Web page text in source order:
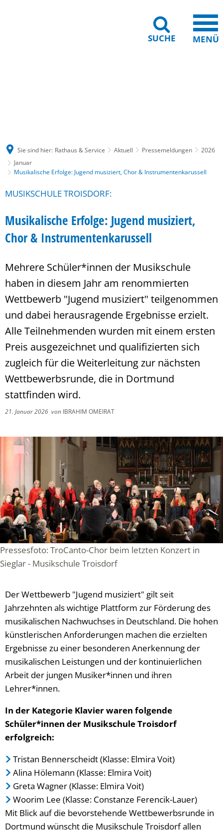
SUCHE MENÜ
Sie sind hier: Rathaus & Service Aktuell Pressemeldungen
2026
Januar
Musikalische Erfolge: Jugend musiziert, Chor & Instrumentenkarussell
MUSIKSCHULE TROISDORF:
Musikalische Erfolge: Jugend musiziert,
Chor & Instrumentenkarussell
Mehrere Schüler*innen der Musikschule
haben in diesem Jahr am renommierten
Wettbewerb "Jugend musiziert" teilgenommen
und dabei herausragende Ergebnisse erzielt.
Alle Teilnehmenden wurden mit einem ersten
Preis ausgezeichnet und qualifizierten sich
zugleich für die Weiterleitung zur nächsten
Wettbewerbsrunde, die in Dortmund
stattfinden wird.
21. Januar 2026 von IBRAHIM OMEIRAT
Pressesfoto: TroCanto-Chor beim letzten Konzert in
Sieglar - Musikschule Troisdorf
Der Wettbewerb "Jugend musiziert" gilt seit
Jahrzehnten als wichtige Plattform zur Förderung des
musikalischen Nachwuchses in Deutschland. Die hohen
künstlerischen Anforderungen machen die erzielten
Ergebnisse zu einer besonderen Anerkennung der
musikalischen Leistungen und der kontinuierlichen
Arbeit der jungen Musiker*innen und ihren
Lehrer*innen.
In der Kategorie Klavier waren folgende
Schüler*innen der Musikschule Troisdorf
erfolgreich:
Tristan Bennerscheidt (Klasse: Elmira Voit)
Alina Hölemann (Klasse: Elmira Voit)
Greta Wagner (Klasse: Elmira Voit)
Woorim Lee (Klasse: Constanze Ferencik-Lauer)
Mit Blick auf die bevorstehende Wettbewerbsrunde in
Dortmund wünscht die Musikschule Troisdorf allen